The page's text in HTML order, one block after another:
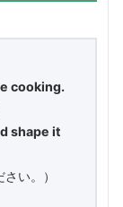
cooking.
shape it
い。）